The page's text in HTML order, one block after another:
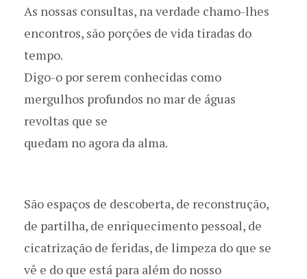
As nossas consultas, na verdade chamo-lhes
encontros, são porções de vida tiradas do
tempo.
Digo-o por serem conhecidas como
mergulhos profundos no mar de águas
revoltas que se
quedam no agora da alma.
São espaços de descoberta, de reconstrução,
de partilha, de enriquecimento pessoal, de
cicatrização de feridas, de limpeza do que se
vê e do que está para além do nosso